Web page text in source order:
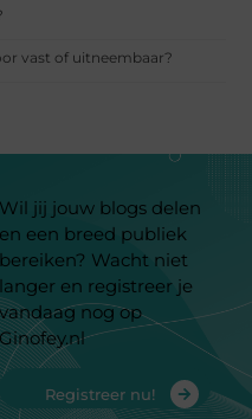
vast of uitneembaar?
Wil jij jouw blogs delen
en een breed publiek
bereiken? Wacht niet
langer en registreer je
vandaag nog op
Ginofey.nl
Registreer nu!